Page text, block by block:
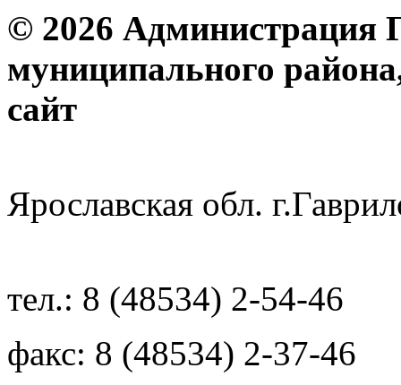
© 2026 Администрация
муниципального
Ярославская обл.
тел.: 8 (48534) 2-54-46
факс: 8 (48534) 2-37-46